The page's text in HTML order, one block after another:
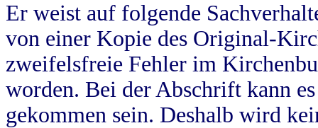
Er weist auf folgende
von einer Kopie des Original-
zweifelsfreie Fehler im
worden. Bei der Abschrift kann
gekommen sein. Deshalb wird